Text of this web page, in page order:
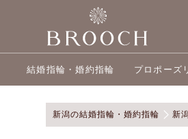
結婚指輪・婚約指輪 プロポーズ
新潟の結婚指輪・婚約指輪 新